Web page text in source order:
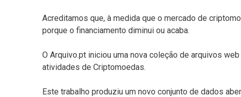
Acreditamos que, à medida que o mercado de
porque o financiamento diminui ou acaba.
O Arquivo.pt iniciou uma nova coleção de arquivos
atividades de Criptomoedas.
Este trabalho produziu um novo conjunto de dados